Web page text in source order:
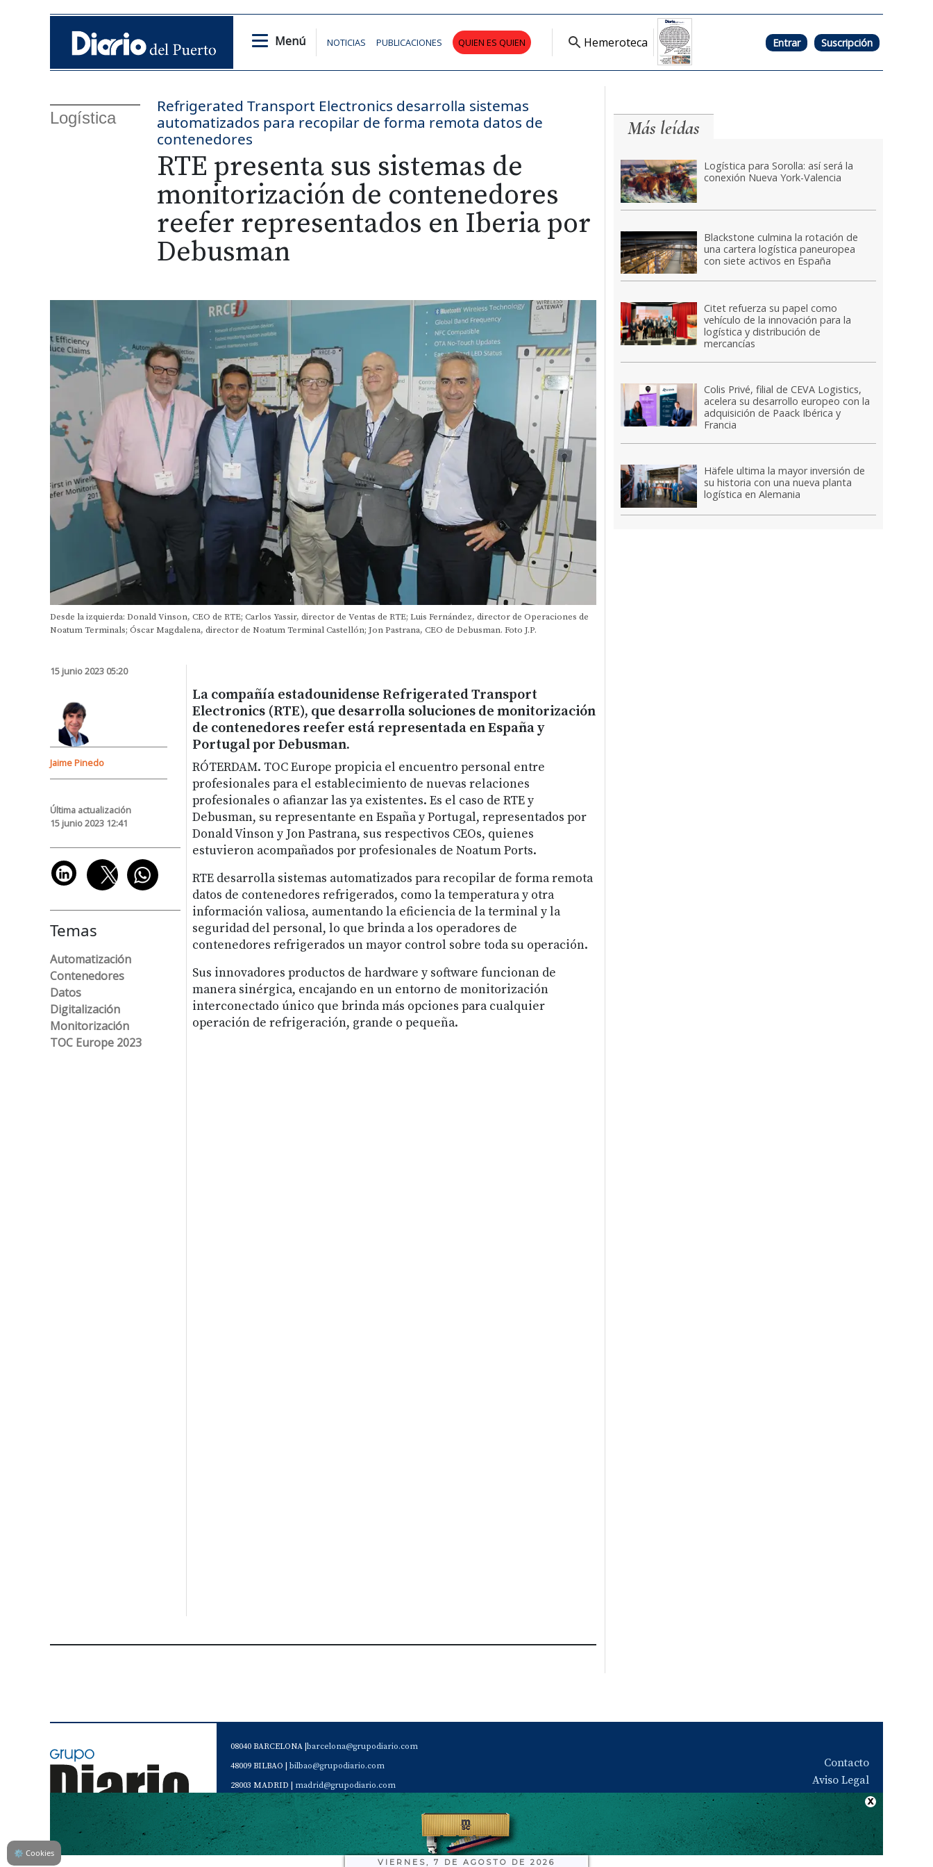
Menú NOTICIAS PUBLICACIONES QUIEN ES QUIEN Hemeroteca Entrar Suscripción
VIERNES, 7 DE AGOSTO DE 2026
Logística
Refrigerated Transport Electronics desarrolla sistemas
automatizados para recopilar de forma remota datos de
contenedores
RTE presenta sus sistemas de
monitorización de contenedores
reefer representados en Iberia por
Debusman
Desde la izquierda: Donald Vinson, CEO de RTE; Carlos Yassir, director de Ventas de RTE; Luis Fernández, director de Operaciones de
Noatum Terminals; Óscar Magdalena, director de Noatum Terminal Castellón; Jon Pastrana, CEO de Debusman. Foto J.P.
15 junio 2023 05:20
Jaime Pinedo
Última actualización
15 junio 2023 12:41
Temas
Automatización
Contenedores
Datos
Digitalización
Monitorización
TOC Europe 2023
La compañía estadounidense Refrigerated Transport
Electronics (RTE), que desarrolla soluciones de monitorización
de contenedores reefer está representada en España y
Portugal por Debusman.
RÓTERDAM. TOC Europe propicia el encuentro personal entre
profesionales para el establecimiento de nuevas relaciones
profesionales o afianzar las ya existentes. Es el caso de RTE y
Debusman, su representante en España y Portugal, representados por
Donald Vinson y Jon Pastrana, sus respectivos CEOs, quienes
estuvieron acompañados por profesionales de Noatum Ports.
RTE desarrolla sistemas automatizados para recopilar de forma remota
datos de contenedores refrigerados, como la temperatura y otra
información valiosa, aumentando la eficiencia de la terminal y la
seguridad del personal, lo que brinda a los operadores de
contenedores refrigerados un mayor control sobre toda su operación.
Sus innovadores productos de hardware y software funcionan de
manera sinérgica, encajando en un entorno de monitorización
interconectado único que brinda más opciones para cualquier
operación de refrigeración, grande o pequeña.
Más leídas
Logística para Sorolla: así será la
conexión Nueva York-Valencia
Blackstone culmina la rotación de
una cartera logística paneuropea
con siete activos en España
Citet refuerza su papel como
vehículo de la innovación para la
logística y distribución de
mercancías
Colis Privé, filial de CEVA Logistics,
acelera su desarrollo europeo con la
adquisición de Paack Ibérica y
Francia
Häfele ultima la mayor inversión de
su historia con una nueva planta
logística en Alemania
08040 BARCELONA | barcelona@grupodiario.com
48009 BILBAO | bilbao@grupodiario.com
28003 MADRID | madrid@grupodiario.com
46120 Alboraya. VALENCIA |
valencia@grupodiario.com
Servicio de Atención al Socio Suscriptor | sas@grupodiario.com
Teléfono de contacto de Diario del Puerto: 96 330 18 32
Contacto
Aviso Legal
Quiénes somos
Política de privacidad
⚙ Cookies